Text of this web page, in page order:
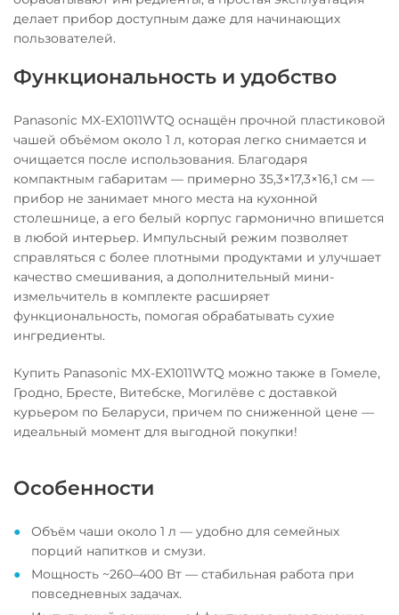
делает прибор доступным даже для начинающих
пользователей.
Функциональность и удобство
Panasonic MX-EX1011WTQ оснащён прочной пластиковой
чашей объёмом около 1 л, которая легко снимается и
очищается после использования. Благодаря
компактным габаритам — примерно 35,3×17,3×16,1 см —
прибор не занимает много места на кухонной
столешнице, а его белый корпус гармонично впишется
в любой интерьер. Импульсный режим позволяет
справляться с более плотными продуктами и улучшает
качество смешивания, а дополнительный мини-
измельчитель в комплекте расширяет
функциональность, помогая обрабатывать сухие
ингредиенты.
Купить Panasonic MX-EX1011WTQ можно также в Гомеле,
Гродно, Бресте, Витебске, Могилёве с доставкой
курьером по Беларуси, причем по сниженной цене —
идеальный момент для выгодной покупки!
Особенности
Объём чаши около 1 л — удобно для семейных
порций напитков и смузи.
Мощность ~260–400 Вт — стабильная работа при
повседневных задачах.